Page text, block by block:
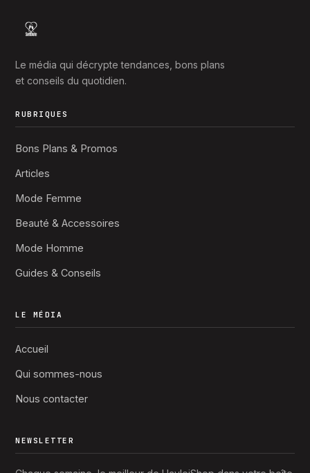
Le média qui décrypte tendances, bons plans
et conseils du quotidien.
RUBRIQUES
Bons Plans & Promos
Articles
Mode Femme
Beauté & Accessoires
Mode Homme
Guides & Conseils
LE MÉDIA
Accueil
Qui sommes-nous
Nous contacter
NEWSLETTER